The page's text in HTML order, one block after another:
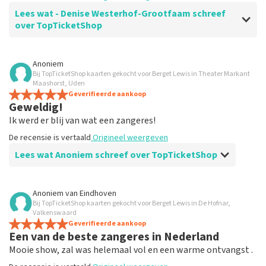
Lees wat - Denise Westerhof-Grootfaam schreef
over TopTicketShop
Beoordeling van - Denise Westerhof-Grootfaam over
TopTicketShop
Het was een bijzonder mooie avond.
Goed geregeld.
De recensie is vertaaldOrigineel weergeven
Anoniem
Bij TopTicketShop kaarten gekocht voor Berget Lewis in Theater Markant
Maashorst, Uden
Geverifieerde aankoop
Geweldig!
Ik werd er blij van wat een zangeres!
De recensie is vertaald Origineel weergeven
Lees wat Anoniem schreef over TopTicketShop
Beoordeling van Anoniem over
Goed
Goed
De recensie is vertaaldOrigineel weergeven
Anoniem van Eindhoven
Bij TopTicketShop kaarten gekocht voor Berget Lewis in De Hofnar,
Valkenswaard
Geverifieerde aankoop
Een van de beste zangeres in Nederland
Mooie show, zal was helemaal vol en een warme ontvangst .